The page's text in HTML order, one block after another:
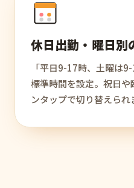
休日出勤・曜日別
「平日9-17時、土曜は
標準時間を設定。祝日
ンタップで切り替えられ